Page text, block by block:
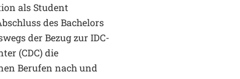
als Student
des Bachelors
der Bezug zur IDC-
(CDC) die
Berufen nach und